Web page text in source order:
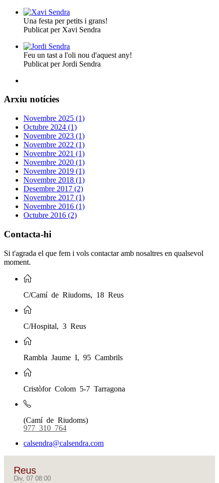
Una festa per petits i grans!
Publicat per Xavi Sendra
Feu un tast a l'oli nou d'aquest any!
Publicat per Jordi Sendra
Arxiu notícies
Novembre 2025 (1)
Octubre 2024 (1)
Novembre 2023 (1)
Novembre 2022 (1)
Novembre 2021 (1)
Novembre 2020 (1)
Novembre 2019 (1)
Novembre 2018 (1)
Desembre 2017 (2)
Novembre 2017 (1)
Novembre 2016 (1)
Octubre 2016 (2)
Contacta-hi
Si t'agrada el que fem i vols contactar amb nosaltres en qualsevol
moment.
C/Camí de Riudoms, 18 Reus
C/Hospital, 3 Reus
Rambla Jaume I, 95 Cambrils
Cristòfor Colom 5-7 Tarragona
(Camí de Riudoms)
977 310 764
calsendra@calsendra.com
Reus
Div, 07 08:00